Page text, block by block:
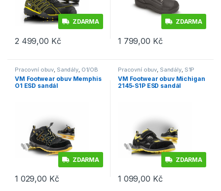
ZDARMA
2 499,00 Kč
Tento produkt má více variant. Možnosti lze vybrat na stránce
ZDARMA
1 799,00 Kč
Tento produkt má více
Pracovní obuv, Sandály, O1/OB
VM Footwear obuv Memphis
O1 ESD sandál
ZDARMA
1 029,00 Kč
Tento produkt má více variant. Možnosti lze vybrat na stránce
Pracovní obuv, Sandály, S1P
VM Footwear obuv Michigan
2145-S1P ESD sandál
ZDARMA
1 099,00 Kč
Tento produkt má více